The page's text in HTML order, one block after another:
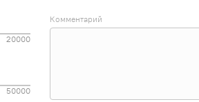
20000
50000
Комментарий